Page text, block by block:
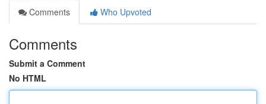
Comments
Who Upvoted
Comments
Submit a Comment
No HTML